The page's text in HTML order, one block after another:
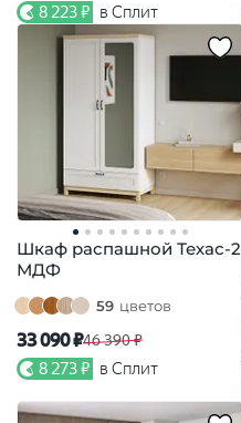
8 223 ₽ в Сплит
Шкаф распашной Техас-2
МДФ
59 цветов
33 090 ₽46 390 ₽
8 273 ₽ в Сплит